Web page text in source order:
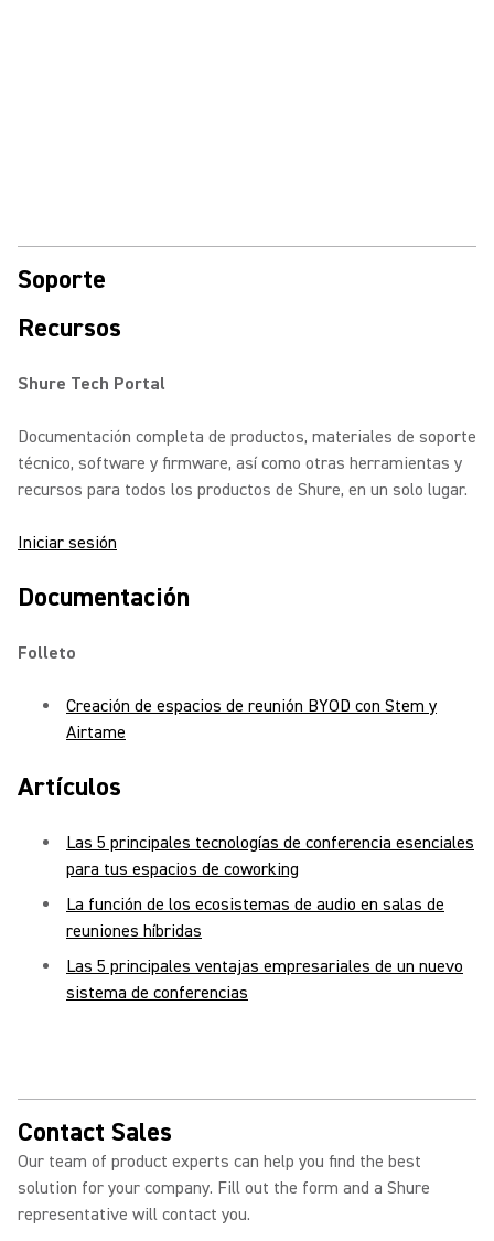
Soporte
Recursos
Shure Tech Portal
Documentación completa de productos, materiales de soporte
técnico, software y firmware, así como otras herramientas y
recursos para todos los productos de Shure, en un solo lugar.
Iniciar sesión
Documentación
Folleto
Creación de espacios de reunión BYOD con Stem y
Airtame
Artículos
Las 5 principales tecnologías de conferencia esenciales
para tus espacios de coworking
La función de los ecosistemas de audio en salas de
reuniones híbridas
Las 5 principales ventajas empresariales de un nuevo
sistema de conferencias
Contact Sales
Our team of product experts can help you find the best
solution for your company. Fill out the form and a Shure
representative will contact you.